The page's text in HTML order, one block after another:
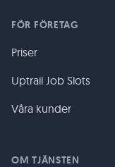
FÖR FÖRETAG
Priser
Uptrail Job Slots
Våra kunder
OM TJÄNSTEN